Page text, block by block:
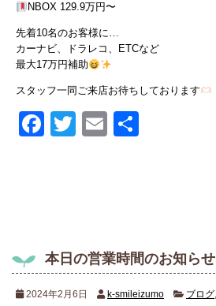
NBOX 129.9万円〜
先着10名のお客様に…
カーナビ、ドラレコ、ETCなど
最大17万円補助
スタッフ一同ご来店お待ちしております
Facebook
TwitterEmail
本日の営業時間のお知らせ
2024年2月6日 k-smileizumo ブログ